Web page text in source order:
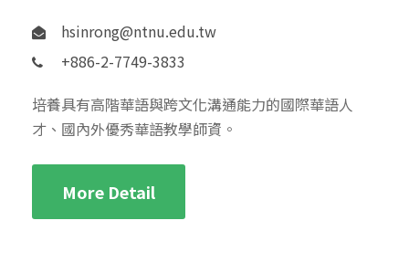
hsinrong@ntnu.edu.tw
+886-2-7749-3833
培養具有高階華語與跨文化溝通能力的國際華語人
才、國內外優秀華語教學師資。
More Detail